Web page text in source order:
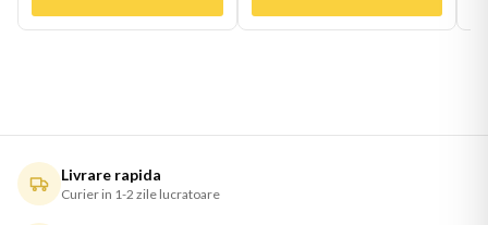
Livrare rapida
Curier in 1-2 zile lucratoare